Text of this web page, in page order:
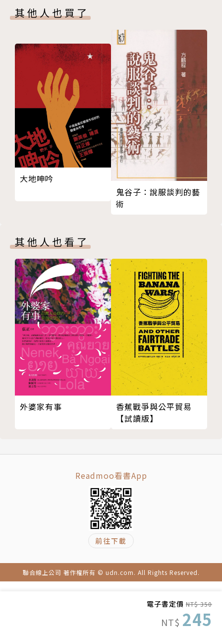
電子書定價 NT$ 350
NT$ 245
的國家，除了因為透過各種錯假資訊維生的資訊農場的
資訊混淆，還要遭受敵對勢力有目的的資訊操弄。也因
為台灣的政黨競爭與對立下，混淆了政治攻防下的輿論
競爭與境外敵對勢力的資訊操弄。
本書可以讓你有對資訊操弄與認知作戰的基礎認知，就
像是讓你的意識有了疫苗，才有抗體資訊洪流社會裡的
種種不清不楚的認知操作，理解才會是最好防禦。
作者簡介
台灣民主實驗室（Doublethink Lab）
創立於2019年，是在台灣正式立案的非營利組織，目
標是透過研究、開發以及國際串聯等行動，探索新的方
法，回應當前的民主挑戰。台灣民主實驗室目前的工作
專注於理解並追蹤線上資訊操作的機制，並觀察監控技
術和數位威權擴張所帶來的民主威脅。透過研究專案與
辭，以及如何影響媒體、政治及社會大眾。
沈伯洋
立法委員、資訊戰研究者、國立臺北大學犯罪學研究所
副教授、台灣民主實驗室常務理事。畢業於台灣大學法
律系，留美獲得美國賓州大學碩士與美國加州大學犯罪
與法律社會學博士，學術領域關注刑法、法律社會學、
刑事政策及白領犯罪，近年主力研究資訊戰與假新聞。
可以讓更多人認同和我一樣的論點，這樣也算加入認知
08 我只是普通人，我怎麼會是中國蒐集個資、進行認
知作戰的目標？
第二部 打台灣不如騙台灣
09 為什麼中國要對台灣發起認知作戰？目的是什麼？
10 中國的灰色地帶作戰是什麼？與認知作戰的關聯是
什麼？
11 中國認知作戰對台威脅有多大？最壞情況是什麼？
12 中國早年如何對台灣進行認知作戰？
13 中國近期常見對台灣的認知作戰手法有哪些？
14 在台灣選舉期間，中國如何進行認知作戰？
15 在台灣沒有選舉的時候，中國也會發動認知作戰
16 中國政府如何透過境外粉專來進行認知作戰？
些？
18 各政黨不是都有「網軍」或「側翼」嗎？側翼網軍
在做的事情，跟中國認知作戰有什麼不一樣？
19 許多國家像是俄羅斯、北韓、伊朗，也都有在進行
認知作戰，中國有什麼不一樣嗎？
20 怎麼檢查自己是否已經成為中國發動的認知作戰的
受害者？
21 我明明生活在台灣，為什麼會受到來自中國的認知
作戰影響？難道執政黨不會更容易洗腦台灣人民嗎？
22 中國滲透很危險，難道美國或其他國家的「滲透」
就不危險嗎？
23 未來，中國可能會用哪些方式繼續對台進行認知作
戰？
25 關西機場事件中，中國如何帶風向？
26 COVID-19爆發初期，中國如何透過認知作戰製造
27 COVID-19疫情在台灣爆發後，中國如何藉由認知
作戰干擾台灣政府防疫？
28 護國神山台積電真的會被美國掏空嗎？
29 美國眾議院議長裴洛西來台前後，有哪些認知作戰
30 在台灣蛋荒下的資訊操弄？
31 中國認知作戰真的會對台灣選舉產生影響嗎？
判斷哪些被「炎上」的話題不是炒作出來的？
33 Instagram上也會有中國對台灣進行認知作戰的案
其他人也買了
大地呻吟
鬼谷子：說服談判的藝
術
其他人也看了
外婆家有事
香蕉戰爭與公平貿易
【試讀版】
Readmoo看書App
前往下載
聯合線上公司 著作權所有 © udn.com. All Rights Reserved.